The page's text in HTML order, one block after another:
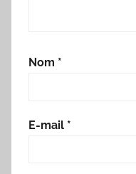
Nom *
E-mail *